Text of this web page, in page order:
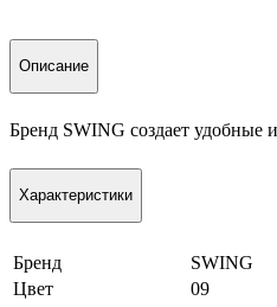
Описание
Бренд SWING создает удобные
Характеристики
Бренд
SWING
Цвет
09